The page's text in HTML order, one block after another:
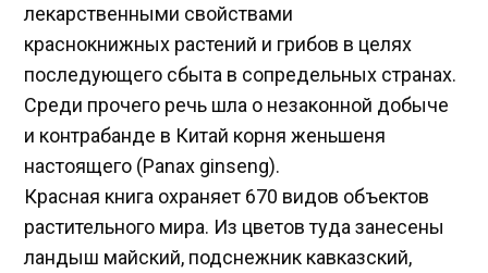
лекарственными свойствами
краснокнижных растений и грибов в целях
последующего сбыта в сопредельных странах.
Среди прочего речь шла о незаконной добыче
и контрабанде в Китай корня женьшеня
настоящего (Panax ginseng).
Красная книга охраняет 670 видов объектов
растительного мира. Из цветов туда занесены
ландыш майский, подснежник кавказский,